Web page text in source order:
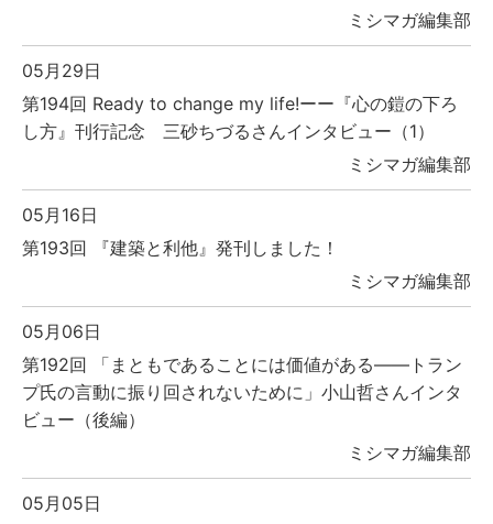
ミシマガ編集部
05月29日
第194回 Ready to change my life!ーー『心の鎧の下ろ
し方』刊行記念 三砂ちづるさんインタビュー（1）
ミシマガ編集部
05月16日
第193回 『建築と利他』発刊しました！
ミシマガ編集部
05月06日
第192回 「まともであることには価値がある――トラン
プ氏の言動に振り回されないために」小山哲さんインタ
ビュー（後編）
ミシマガ編集部
05月05日